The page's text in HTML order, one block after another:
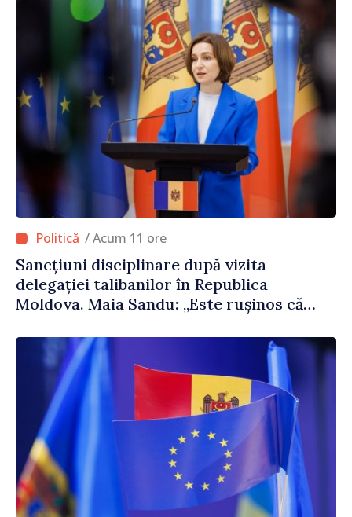
/ Acum 11 ore
Sancțiuni disciplinare după vizita
delegației talibanilor în Republica
Moldova. Maia Sandu: „Este rușinos că
politica statului”